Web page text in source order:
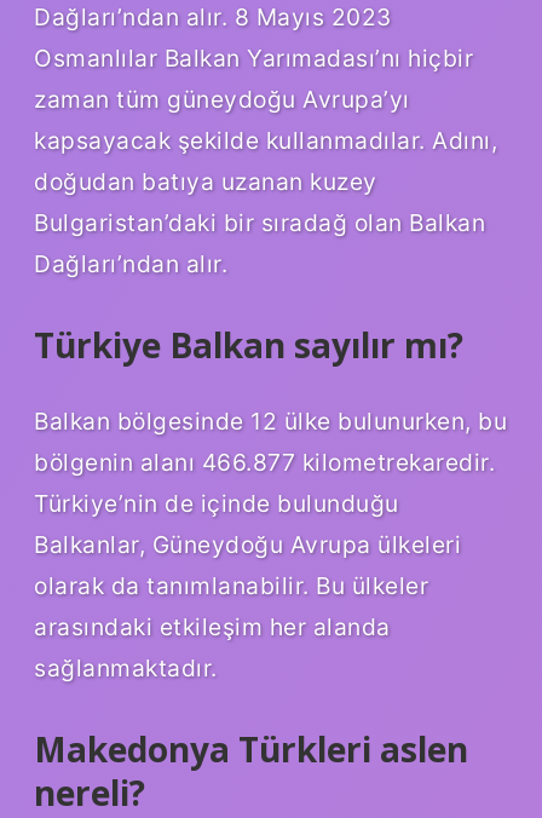
Dağları’ndan alır. 8 Mayıs 2023
Osmanlılar Balkan Yarımadası’nı hiçbir
zaman tüm güneydoğu Avrupa’yı
kapsayacak şekilde kullanmadılar. Adını,
doğudan batıya uzanan kuzey
Bulgaristan’daki bir sıradağ olan Balkan
Dağları’ndan alır.
Türkiye Balkan sayılır mı?
Balkan bölgesinde 12 ülke bulunurken, bu
bölgenin alanı 466.877 kilometrekaredir.
Türkiye’nin de içinde bulunduğu
Balkanlar, Güneydoğu Avrupa ülkeleri
olarak da tanımlanabilir. Bu ülkeler
arasındaki etkileşim her alanda
sağlanmaktadır.
Makedonya Türkleri aslen
nereli?